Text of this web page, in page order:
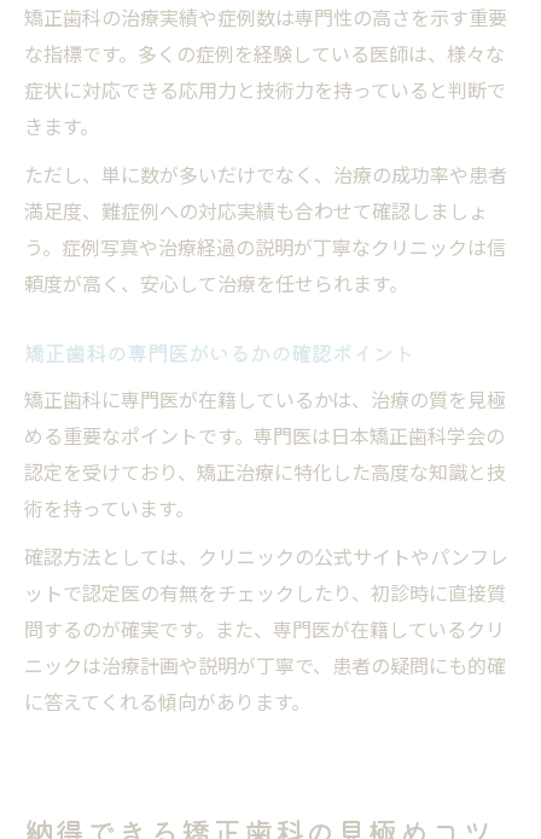
矯正歯科の診療時間や予約体制を確認する
矯正歯科の実績やスタッフ対応で安心感を
得る
ト
矯正歯科の治療実績や症例数は専門性の高さを示す重要
な指標です。多くの症例を経験している医師は、様々な
症状に対応できる応用力と技術力を持っていると判断で
きます。
ただし、単に数が多いだけでなく、治療の成功率や患者
満足度、難症例への対応実績も合わせて確認しましょ
う。症例写真や治療経過の説明が丁寧なクリニックは信
頼度が高く、安心して治療を任せられます。
矯正歯科の専門医がいるかの確認ポイント
矯正歯科に専門医が在籍しているかは、治療の質を見極
める重要なポイントです。専門医は日本矯正歯科学会の
認定を受けており、矯正治療に特化した高度な知識と技
術を持っています。
確認方法としては、クリニックの公式サイトやパンフレ
ットで認定医の有無をチェックしたり、初診時に直接質
問するのが確実です。また、専門医が在籍しているクリ
ニックは治療計画や説明が丁寧で、患者の疑問にも的確
に答えてくれる傾向があります。